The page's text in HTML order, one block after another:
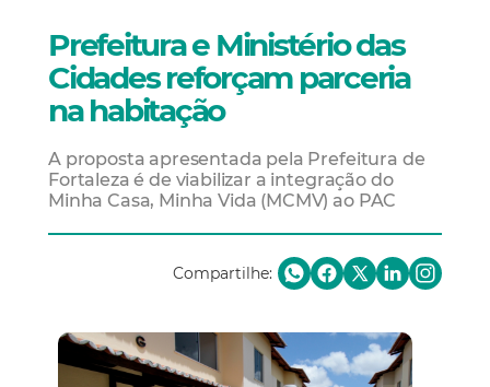
Prefeitura e Ministério das
Cidades reforçam parceria
na habitação
A proposta apresentada pela Prefeitura de
Fortaleza é de viabilizar a integração do
Minha Casa, Minha Vida (MCMV) ao PAC
Compartilhe: